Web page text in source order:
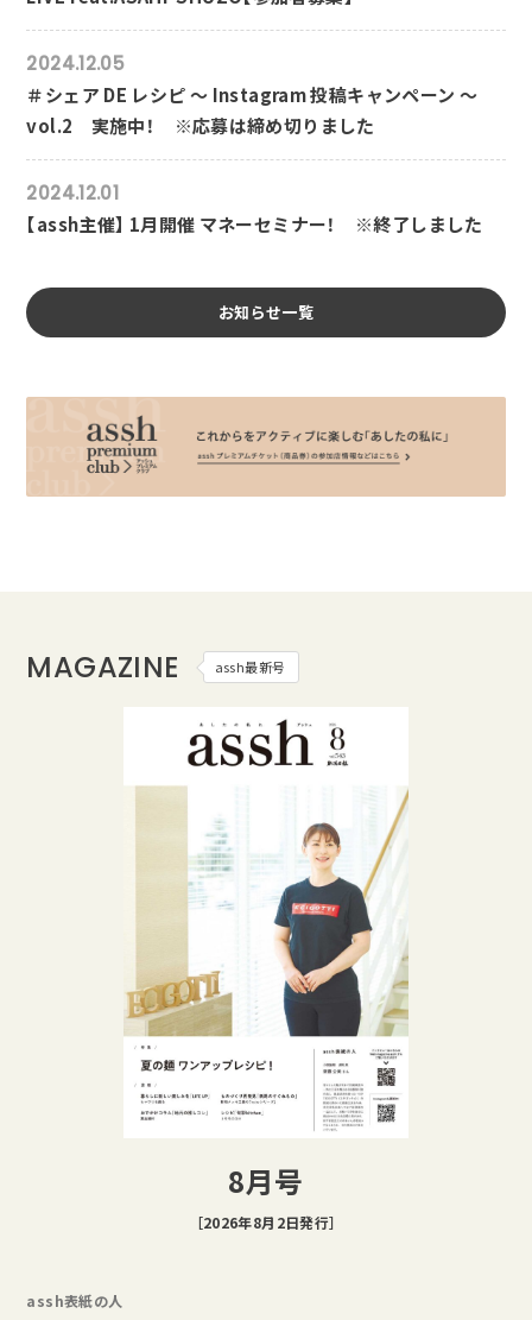
2024.12.05
＃シェア DE レシピ ～ Instagram 投稿キャンペーン ～
vol.2 実施中！ ※応募は締め切りました
2024.12.01
【assh主催】 1月開催 マネーセミナー！ ※終了しました
お知らせ一覧
MAGAZINE assh最新号
8月号
［2026年8月2日発行］
assh表紙の人